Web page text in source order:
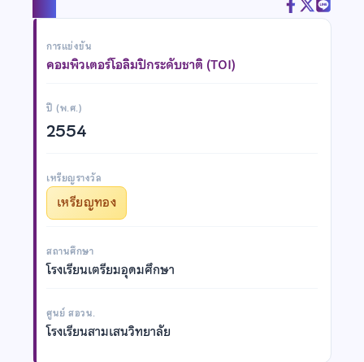
การแข่งขัน
คอมพิวเตอร์โอลิมปิกระดับชาติ (TOI)
ปี (พ.ศ.)
2554
เหรียญรางวัล
เหรียญทอง
สถานศึกษา
โรงเรียนเตรียมอุดมศึกษา
ศูนย์ สอวน.
โรงเรียนสามเสนวิทยาลัย